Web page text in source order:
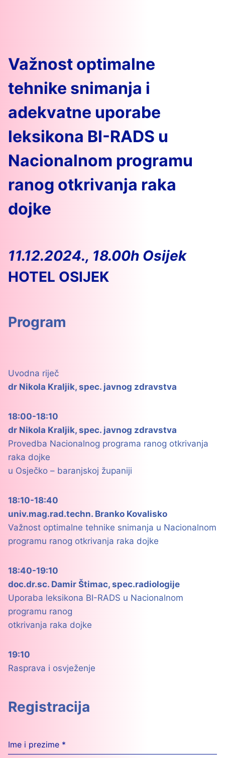
Važnost optimalne
tehnike snimanja i
adekvatne uporabe
leksikona BI-RADS u
Nacionalnom programu
ranog otkrivanja raka
dojke
11.12.2024., 18.00h Osijek
HOTEL OSIJEK
Program
Uvodna riječ
dr Nikola Kraljik, spec. javnog zdravstva
18:00-18:10
dr Nikola Kraljik, spec. javnog zdravstva
Provedba Nacionalnog programa ranog otkrivanja
raka dojke
u Osječko – baranjskoj županiji
18:10-18:40
univ.mag.rad.techn. Branko Kovalisko
Važnost optimalne tehnike snimanja u Nacionalnom
programu ranog otkrivanja raka dojke
18:40-19:10
doc.dr.sc. Damir Štimac, spec.radiologije
Uporaba leksikona BI-RADS u Nacionalnom
programu ranog
otkrivanja raka dojke
19:10
Rasprava i osvježenje
Registracija
Ime i prezime *